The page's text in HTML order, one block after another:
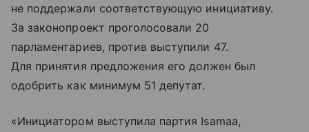
не поддержали соответствующую инициативу.
За законопроект проголосовали 20
парламентариев, против выступили 47.
Для принятия предложения его должен был
одобрить как минимум 51 депутат.
«Инициатором выступила партия Isamaa,